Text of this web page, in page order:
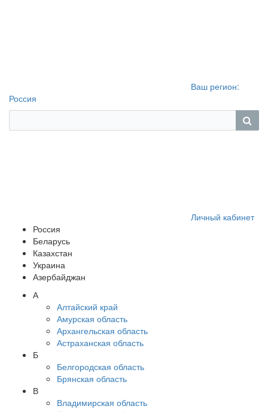
Ваш регион:
Россия
Личный кабинет
Россия
Беларусь
Казахстан
Украина
Азербайджан
А
Алтайский край
Амурская область
Архангельская область
Астраханская область
Б
Белгородская область
Брянская область
В
Владимирская область